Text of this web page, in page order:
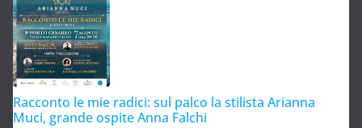
Racconto le mie radici: sul palco la stilista Arianna
Muci, grande ospite Anna Falchi